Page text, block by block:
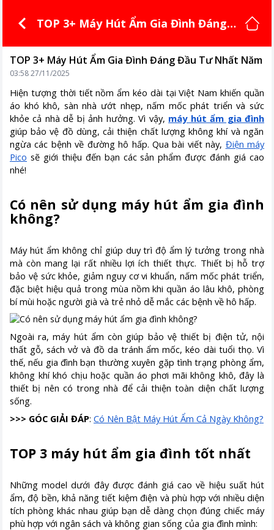
TOP 3+ Máy Hút Ẩm Gia Đình Đáng
TOP 3+ Máy Hút Ẩm Gia Đình Đáng Đầu Tư Nhất Năm
03:58 27/11/2025
Hiện tượng thời tiết nồm ẩm kéo dài tại Việt Nam khiến quần
áo khó khô, sàn nhà ướt nhẹp, nấm mốc phát triển và sức
khỏe cả nhà dễ bị ảnh hưởng. Vì vậy, máy hút ẩm gia đình
giúp bảo vệ đồ dùng, cải thiện chất lượng không khí và ngăn
ngừa các bệnh về đường hô hấp. Qua bài viết này, Điện máy
Pico sẽ giới thiệu đến bạn các sản phẩm được đánh giá cao
nhé!
Có nên sử dụng máy hút ẩm gia đình
không?
Máy hút ẩm không chỉ giúp duy trì độ ẩm lý tưởng trong nhà
mà còn mang lại rất nhiều lợi ích thiết thực. Thiết bị hỗ trợ
bảo vệ sức khỏe, giảm nguy cơ vi khuẩn, nấm mốc phát triển,
đặc biệt hiệu quả trong mùa nồm khi quần áo lâu khô, phòng
bí mùi hoặc người già và trẻ nhỏ dễ mắc các bệnh về hô hấp.
Ngoài ra, máy hút ẩm còn giúp bảo vệ thiết bị điện tử, nội
thất gỗ, sách vở và đồ da tránh ẩm mốc, kéo dài tuổi thọ. Vì
thế, nếu gia đình bạn thường xuyên gặp tình trạng phòng ẩm,
không khí khó chịu hoặc quần áo phơi mãi không khô, đây là
thiết bị nên có trong nhà để cải thiện toàn diện chất lượng
sống.
>>> GÓC GIẢI ĐÁP: Có Nên Bật Máy Hút Ẩm Cả Ngày Không?
TOP 3 máy hút ẩm gia đình tốt nhất
Những model dưới đây được đánh giá cao về hiệu suất hút
ẩm, độ bền, khả năng tiết kiệm điện và phù hợp với nhiều diện
tích phòng khác nhau giúp bạn dễ dàng chọn đúng chiếc máy
phù hợp với ngân sách và không gian sống của gia đình mình: